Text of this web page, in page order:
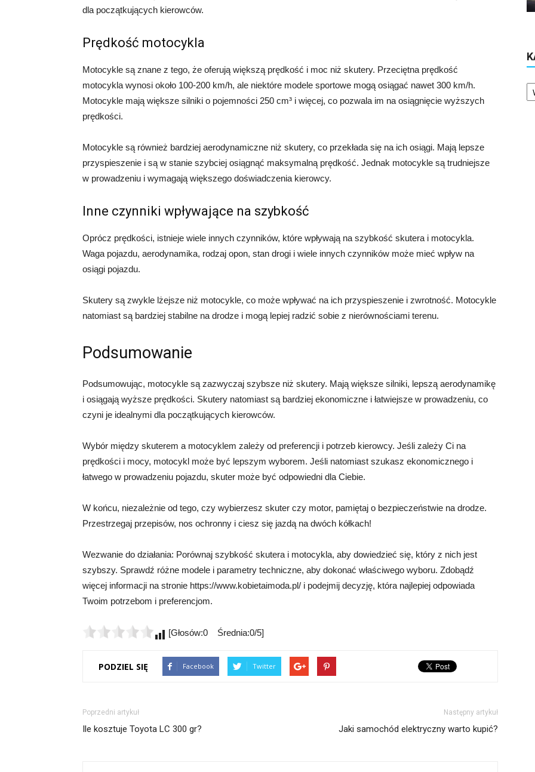
dla początkujących kierowców.
Prędkość motocykla
Motocykle są znane z tego, że oferują większą prędkość i moc niż skutery. Przeciętna prędkość
motocykla wynosi około 100-200 km/h, ale niektóre modele sportowe mogą osiągać nawet 300 km/h.
Motocykle mają większe silniki o pojemności 250 cm³ i więcej, co pozwala im na osiągnięcie wyższych
prędkości.
Motocykle są również bardziej aerodynamiczne niż skutery, co przekłada się na ich osiągi. Mają lepsze
przyspieszenie i są w stanie szybciej osiągnąć maksymalną prędkość. Jednak motocykle są trudniejsze
w prowadzeniu i wymagają większego doświadczenia kierowcy.
Inne czynniki wpływające na szybkość
Oprócz prędkości, istnieje wiele innych czynników, które wpływają na szybkość skutera i motocykla.
Waga pojazdu, aerodynamika, rodzaj opon, stan drogi i wiele innych czynników może mieć wpływ na
osiągi pojazdu.
Skutery są zwykle lżejsze niż motocykle, co może wpływać na ich przyspieszenie i zwrotność. Motocykle
natomiast są bardziej stabilne na drodze i mogą lepiej radzić sobie z nierównościami terenu.
Podsumowanie
Podsumowując, motocykle są zazwyczaj szybsze niż skutery. Mają większe silniki, lepszą aerodynamikę
i osiągają wyższe prędkości. Skutery natomiast są bardziej ekonomiczne i łatwiejsze w prowadzeniu, co
czyni je idealnymi dla początkujących kierowców.
Wybór między skuterem a motocyklem zależy od preferencji i potrzeb kierowcy. Jeśli zależy Ci na
prędkości i mocy, motocykl może być lepszym wyborem. Jeśli natomiast szukasz ekonomicznego i
łatwego w prowadzeniu pojazdu, skuter może być odpowiedni dla Ciebie.
W końcu, niezależnie od tego, czy wybierzesz skuter czy motor, pamiętaj o bezpieczeństwie na drodze.
Przestrzegaj przepisów, nos ochronny i ciesz się jazdą na dwóch kółkach!
Wezwanie do działania: Porównaj szybkość skutera i motocykla, aby dowiedzieć się, który z nich jest
szybszy. Sprawdź różne modele i parametry techniczne, aby dokonać właściwego wyboru. Zdobądź
więcej informacji na stronie https://www.kobietaimoda.pl/ i podejmij decyzję, która najlepiej odpowiada
Twoim potrzebom i preferencjom.
[Głosów:0 Średnia:0/5]
PODZIEL SIĘ Facebook Twitter
Poprzedni artykuł
Ile kosztuje Toyota LC 300 gr?
Następny artykuł
Jaki samochód elektryczny warto kupić?